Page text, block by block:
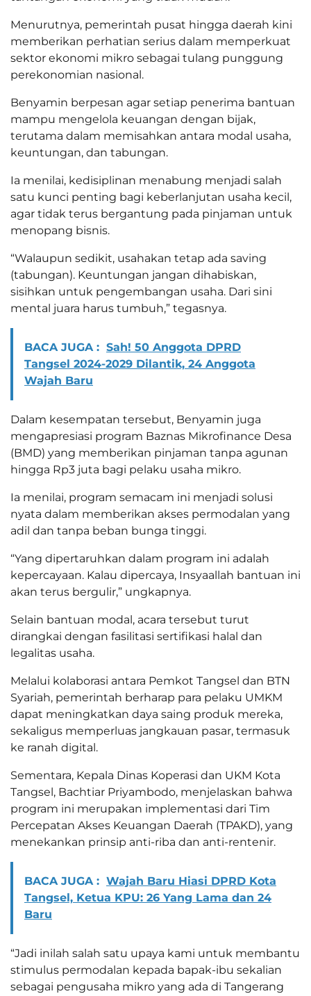
Menurutnya, pemerintah pusat hingga daerah kini
memberikan perhatian serius dalam memperkuat
sektor ekonomi mikro sebagai tulang punggung
perekonomian nasional.
Benyamin berpesan agar setiap penerima bantuan
mampu mengelola keuangan dengan bijak,
terutama dalam memisahkan antara modal usaha,
keuntungan, dan tabungan.
Ia menilai, kedisiplinan menabung menjadi salah
satu kunci penting bagi keberlanjutan usaha kecil,
agar tidak terus bergantung pada pinjaman untuk
menopang bisnis.
“Walaupun sedikit, usahakan tetap ada saving
(tabungan). Keuntungan jangan dihabiskan,
sisihkan untuk pengembangan usaha. Dari sini
mental juara harus tumbuh,” tegasnya.
BACA JUGA : Sah! 50 Anggota DPRD
Tangsel 2024-2029 Dilantik, 24 Anggota
Wajah Baru
Dalam kesempatan tersebut, Benyamin juga
mengapresiasi program Baznas Mikrofinance Desa
(BMD) yang memberikan pinjaman tanpa agunan
hingga Rp3 juta bagi pelaku usaha mikro.
Ia menilai, program semacam ini menjadi solusi
nyata dalam memberikan akses permodalan yang
adil dan tanpa beban bunga tinggi.
“Yang dipertaruhkan dalam program ini adalah
kepercayaan. Kalau dipercaya, Insyaallah bantuan ini
akan terus bergulir,” ungkapnya.
Selain bantuan modal, acara tersebut turut
dirangkai dengan fasilitasi sertifikasi halal dan
legalitas usaha.
Melalui kolaborasi antara Pemkot Tangsel dan BTN
Syariah, pemerintah berharap para pelaku UMKM
dapat meningkatkan daya saing produk mereka,
sekaligus memperluas jangkauan pasar, termasuk
ke ranah digital.
Sementara, Kepala Dinas Koperasi dan UKM Kota
Tangsel, Bachtiar Priyambodo, menjelaskan bahwa
program ini merupakan implementasi dari Tim
Percepatan Akses Keuangan Daerah (TPAKD), yang
menekankan prinsip anti-riba dan anti-rentenir.
BACA JUGA : Wajah Baru Hiasi DPRD Kota
Tangsel, Ketua KPU: 26 Yang Lama dan 24
Baru
“Jadi inilah salah satu upaya kami untuk membantu
stimulus permodalan kepada bapak-ibu sekalian
sebagai pengusaha mikro yang ada di Tangerang